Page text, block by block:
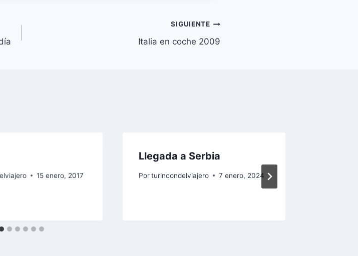
SIGUIENTE
Italia en coche 2009
15 enero, 2017
Llegada a Serbia
Por turincondelviajero 7 enero, 2024